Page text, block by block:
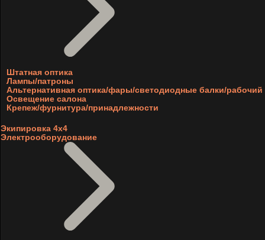
Штатная оптика
Лампы/патроны
Альтернативная оптика/фары/светодиодные балки/рабочий
Освещение салона
Крепеж/фурнитура/принадлежности
Экипировка 4х4
Электрооборудование